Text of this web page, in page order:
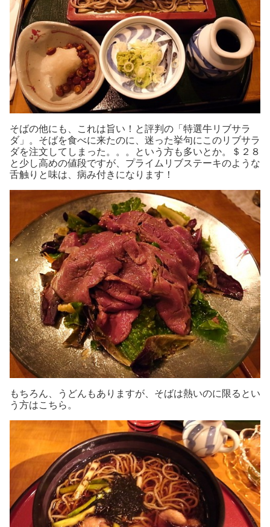
そばの他にも、これは旨い！と評判の「特選牛リブサラ
ダ」。そばを食べに来たのに、迷った挙句にこのリブサラ
ダを注文してしまった。。。という方も多いとか。＄２８
と少し高めの値段ですが、プライムリブステーキのような
舌触りと味は、病み付きになります！
もちろん、うどんもありますが、そばは熱いのに限るとい
う方はこちら。